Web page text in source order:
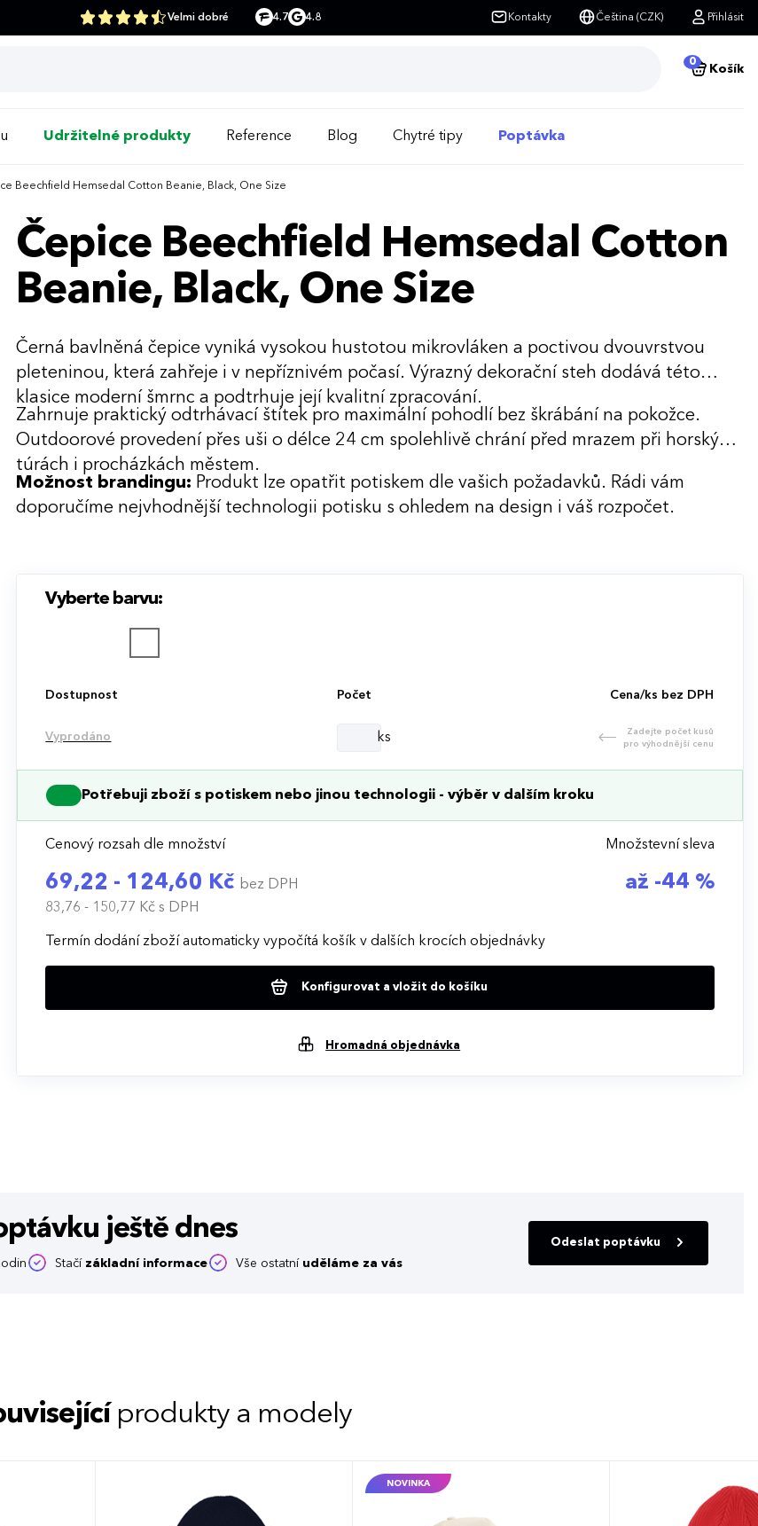
Velmi dobré 4.7 4.8 Kontakty Čeština (CZK) Přihlásit
0
Košík
Udržitelné produkty Reference Blog Chytré tipy Poptávka
Beechfield Hemsedal Cotton Beanie, Black, One Size
Čepice Beechfield Hemsedal Cotton
Beanie, Black, One Size
Černá bavlněná čepice vyniká vysokou hustotou mikrovláken a poctivou dvouvrstvou
pleteninou, která zahřeje i v nepříznivém počasí. Výrazný dekorační steh dodává této
klasice moderní šmrnc a podtrhuje její kvalitní zpracování.
Zahrnuje praktický odtrhávací štítek pro maximální pohodlí bez škrábání na pokožce.
Outdoorové provedení přes uši o délce 24 cm spolehlivě chrání před mrazem při horských
túrách i procházkách městem.
Možnost brandingu: Produkt lze opatřit potiskem dle vašich požadavků. Rádi vám
doporučíme nejvhodnější technologii potisku s ohledem na design i váš rozpočet.
Vyberte barvu:
Dostupnost Počet Cena/ks bez DPH
Vyprodáno ks
Zadejte počet kusů
pro výhodnější cenu
Potřebuji zboží s potiskem nebo jinou technologii - výběr v dalším kroku
Cenový rozsah dle množství
69,22 - 124,60 Kč bez DPH
83,76 - 150,77 Kčs DPH
Množstevní sleva
až -44 %
Termín dodání zboží automaticky vypočítá košík v dalších krocích objednávky
Konfigurovat a vložit do košíku
Hromadná objednávka
ještě dnes
Stačí základní informace Vše ostatní uděláme za vás
Odeslat poptávku
produkty a modely
NOVINKA